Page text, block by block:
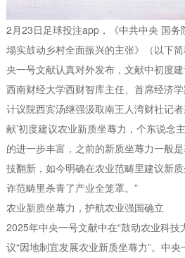
2月23日足球投注app，《中共中央 国
塌实鼓动乡村全面振兴的主张》（以下
央一号文献认真对外发布，文献中初度建
西南财经大学西财智库主任、首席经济
计议院西宾汤继强汲取南王人湾财社记
献’初度建议农业新质坐蓐力，个东说念
的进一步丰富，之前的新质坐蓐力一般
技翻新，如今明确在农业范畴里建议新
诈范畴里杀青了产业全笼罩。”
农业新质坐蓐力，护航农业强国确立
2025年中央一号文献中在“鼓动农业科技
议“因地制宜发展农业新质坐蓐力”。中